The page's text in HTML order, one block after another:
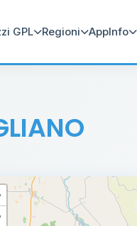
GPL Regioni AppInfo